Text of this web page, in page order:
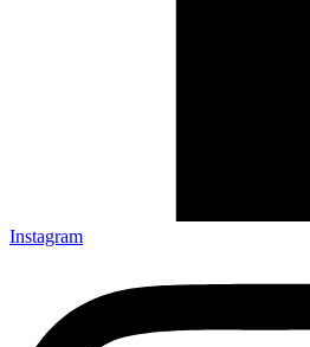
Instagram